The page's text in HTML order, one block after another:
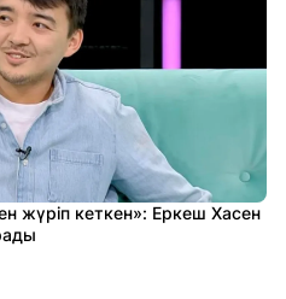
жүріп кеткен»: Еркеш Хасен